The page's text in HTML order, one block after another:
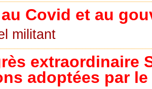
Covid et au
militant
extraordinaire
adoptées par